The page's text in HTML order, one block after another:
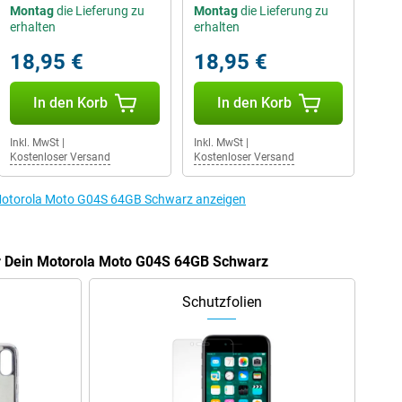
Montagdie Lieferung zu
erhalten
18,95 €
In den Korb
Inkl. MwSt|
Kostenloser Versand
Montagdie Lieferung zu
erhalten
18,95 €
In den Korb
Inkl. MwSt|
Kostenloser Versand
Moto G04S 64GB Schwarz anzeigen
Motorola Moto G04S 64GB Schwarz
Schutzfolien